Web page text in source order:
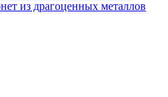
из драгоценных металлов